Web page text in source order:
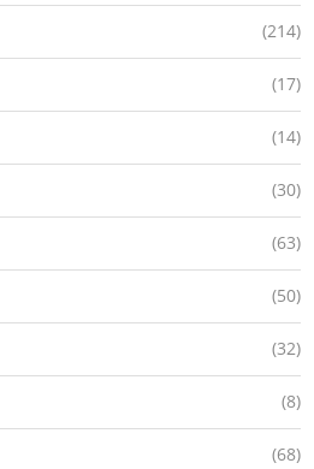
(214)
(17)
(14)
(30)
(63)
(50)
(32)
(8)
(68)